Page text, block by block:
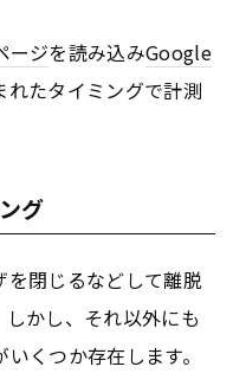
ージを読み込みGoogle
れたタイミングで計測
グ
を閉じるなどして離脱
しかし、それ以外にも
くつか存在します。